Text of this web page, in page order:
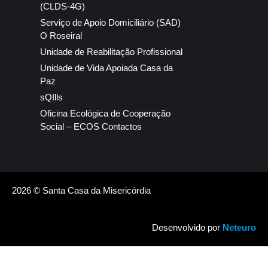
(CLDS-4G)
Serviço de Apoio Domiciliário (SAD)
O Roseiral
Unidade de Reabilitação Profissional
Unidade de Vida Apoiada Casa da
Paz
sQIlls
Oficina Ecológica de Cooperação
Social – ECOS Contactos
2026 © Santa Casa da Misericórdia
Desenvolvido por Neteuro